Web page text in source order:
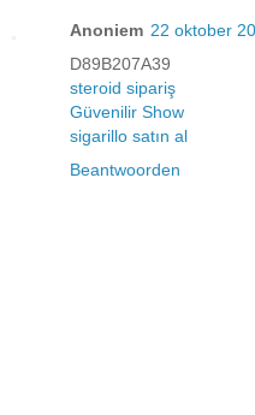
Anoniem 22 oktober
D89B207A39
steroid sipariş
Güvenilir Show
sigarillo satın al
Beantwoorden